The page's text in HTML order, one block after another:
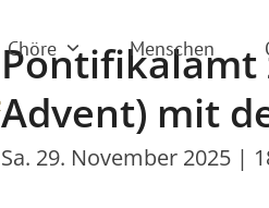
Chöre Menschen
Pontifikalamt
Advent) mit
Sa. 29. November 2025 |